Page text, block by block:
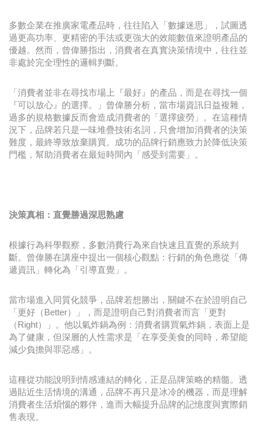
多數企業在推廣家電產品時，往往陷入「數據迷思」，試圖透
過更高功率、更精密的手法或更強大的效能數值來證明產品的
優越。然而，曾偉勝指出，消費者在真實決策情境中，往往並
非處於完全理性的邏輯判斷。
「消費者並非在尋找市場上『最好』的產品，而是在尋找一個
『可以放心』的選擇。」曾偉勝分析，當市場資訊日益複雜，
過多的規格數據反而會造成消費者的「選擇疲勞」。在這種情
況下，品牌若只是一味堆疊技術名詞，只會增加消費者的決策
難度，最終導致放棄購買。成功的品牌行銷應致力於降低決策
門檻，幫助消費者在最短時間內「感受到需要」。
決策真相：直覺勝過深思熟慮
根據行為科學觀察，多數消費行為來自快速且直覺的系統判
斷。曾偉勝在講座中提出一個核心觀點：行銷的角色應從「傳
遞資訊」轉化為「引導直覺」。
當市場進入同質化競爭，品牌若想勝出，關鍵不在於證明自己
「更好（Better）」，而是證明自己對消費者而言「更對
（Right）」。他以氣炸鍋為例：消費者購買氣炸鍋，表面上是
為了健康，但深層的人性需求是「在享受美食的同時，希望能
減少負擔與罪惡感」。
這種從功能說明到情感連結的轉化，正是品牌策略的精髓。透
過貼近生活情境的溝通，品牌不再只是冰冷的機器，而是理解
消費者生活煩惱的夥伴，進而大幅提升品牌的記憶度與實際銷
售表現。